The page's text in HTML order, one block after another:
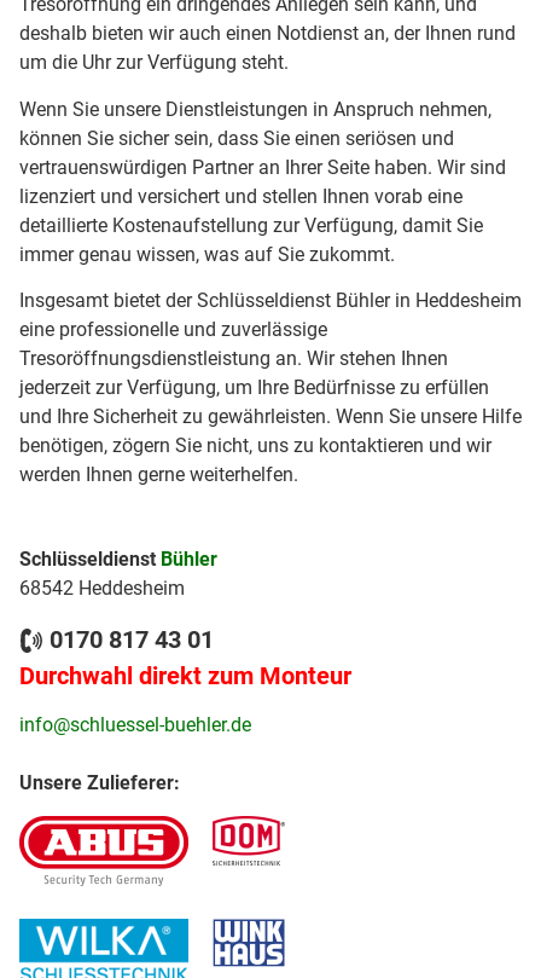
Tresoröffnung ein dringendes Anliegen sein kann, und
deshalb bieten wir auch einen Notdienst an, der Ihnen rund
um die Uhr zur Verfügung steht.
Wenn Sie unsere Dienstleistungen in Anspruch nehmen,
können Sie sicher sein, dass Sie einen seriösen und
vertrauenswürdigen Partner an Ihrer Seite haben. Wir sind
lizenziert und versichert und stellen Ihnen vorab eine
detaillierte Kostenaufstellung zur Verfügung, damit Sie
immer genau wissen, was auf Sie zukommt.
Insgesamt bietet der Schlüsseldienst Bühler in Heddesheim
eine professionelle und zuverlässige
Tresoröffnungsdienstleistung an. Wir stehen Ihnen
jederzeit zur Verfügung, um Ihre Bedürfnisse zu erfüllen
und Ihre Sicherheit zu gewährleisten. Wenn Sie unsere Hilfe
benötigen, zögern Sie nicht, uns zu kontaktieren und wir
werden Ihnen gerne weiterhelfen.
Schlüsseldienst Bühler
68542 Heddesheim
0170 817 43 01
Durchwahl direkt zum Monteur
info@schluessel-buehler.de
Unsere Zulieferer: